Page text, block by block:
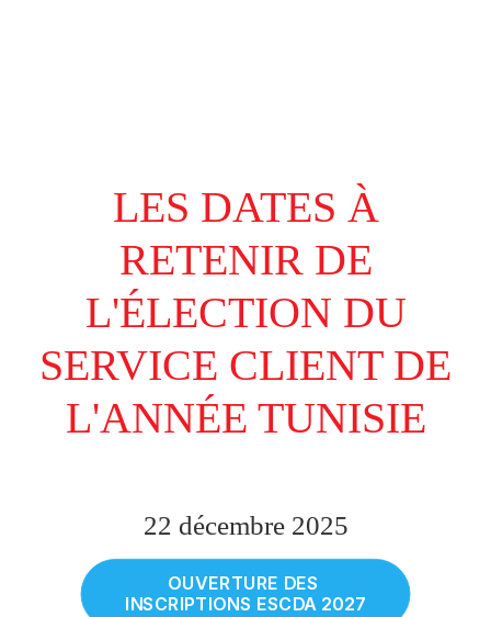
LES DATES À
RETENIR DE
L'ÉLECTION DU
SERVICE CLIENT DE
L'ANNÉE TUNISIE
22 décembre 2025
OUVERTURE DES
INSCRIPTIONS ESCDA 2027